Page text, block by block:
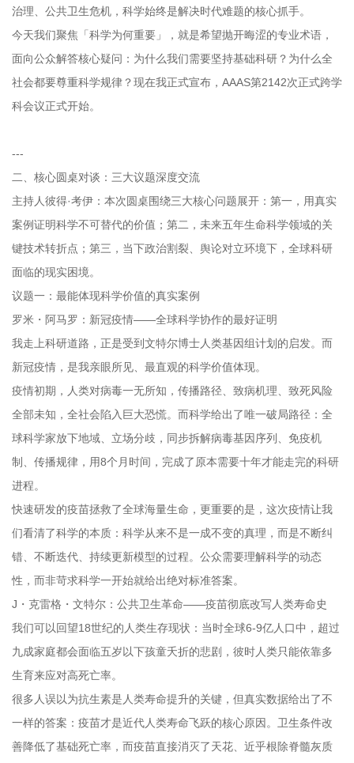
治理、公共卫生危机，科学始终是解决时代难题的核心抓手。
今天我们聚焦「科学为何重要」，就是希望抛开晦涩的专业术语，
面向公众解答核心疑问：为什么我们需要坚持基础科研？为什么全
社会都要尊重科学规律？现在我正式宣布，AAAS第2142次正式跨学
科会议正式开始。
---
二、核心圆桌对谈：三大议题深度交流
主持人彼得·考伊：本次圆桌围绕三大核心问题展开：第一，用真实
案例证明科学不可替代的价值；第二，未来五年生命科学领域的关
键技术转折点；第三，当下政治割裂、舆论对立环境下，全球科研
面临的现实困境。
议题一：最能体现科学价值的真实案例
罗米・阿马罗：新冠疫情——全球科学协作的最好证明
我走上科研道路，正是受到文特尔博士人类基因组计划的启发。而
新冠疫情，是我亲眼所见、最直观的科学价值体现。
疫情初期，人类对病毒一无所知，传播路径、致病机理、致死风险
全部未知，全社会陷入巨大恐慌。而科学给出了唯一破局路径：全
球科学家放下地域、立场分歧，同步拆解病毒基因序列、免疫机
制、传播规律，用8个月时间，完成了原本需要十年才能走完的科研
进程。
快速研发的疫苗拯救了全球海量生命，更重要的是，这次疫情让我
们看清了科学的本质：科学从来不是一成不变的真理，而是不断纠
错、不断迭代、持续更新模型的过程。公众需要理解科学的动态
性，而非苛求科学一开始就给出绝对标准答案。
J・克雷格・文特尔：公共卫生革命——疫苗彻底改写人类寿命史
我们可以回望18世纪的人类生存现状：当时全球6-9亿人口中，超过
九成家庭都会面临五岁以下孩童夭折的悲剧，彼时人类只能依靠多
生育来应对高死亡率。
很多人误以为抗生素是人类寿命提升的关键，但真实数据给出了不
一样的答案：疫苗才是近代人类寿命飞跃的核心原因。卫生条件改
善降低了基础死亡率，而疫苗直接消灭了天花、近乎根除脊髓灰质